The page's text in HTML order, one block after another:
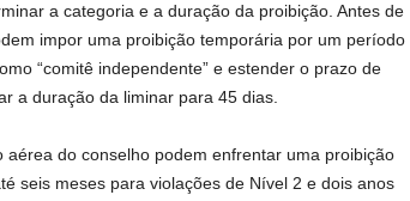
a categoria e a duração da proibição. Antes de
impor uma proibição temporária por um período
“comitê independente” e estender o prazo de
a duração da liminar para 45 dias.
do conselho podem enfrentar uma proibição
seis meses para violações de Nível 2 e dois anos